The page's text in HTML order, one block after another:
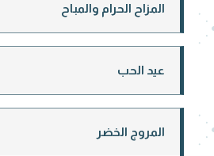
المزاح الحرام والمباح
عيد الحب
المروج الخضر